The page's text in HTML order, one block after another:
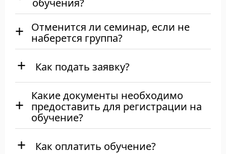
обучения?
Отменится ли семинар, если не
наберется группа?
Как подать заявку?
Какие документы необходимо
предоставить для регистрации на
обучение?
Как оплатить обучение?